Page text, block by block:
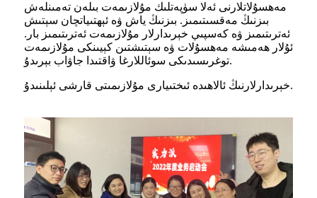
مەھسۇلاتلارنى ئەلا سۈپەتلىك مۇلازىمەت بىلەن تەمىنلەش
بىزنىڭ مەقسىتىمىز. بىزنىڭ ياش ۋە ئېھتىياتچان سېتىش
ئەترىتىمىز ۋە كەسپىي خېرىدارلار مۇلازىمەت ئەترىتىمىز بار.
ئۇلار ھەمىشە مەھسۇلات ۋە سېتىشتىن كېيىنكى مۇلازىمەت
توغرىسىدىكى سوئاللارغا ۋاقتىدا جاۋاب بېرىدۇ.
خېرىدارلارنىڭ ئالاھىدە ئىختىيارى مۇلازىمىتى قارشى ئېلىنىدۇ.